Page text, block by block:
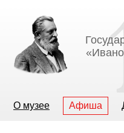
О музее Афиша